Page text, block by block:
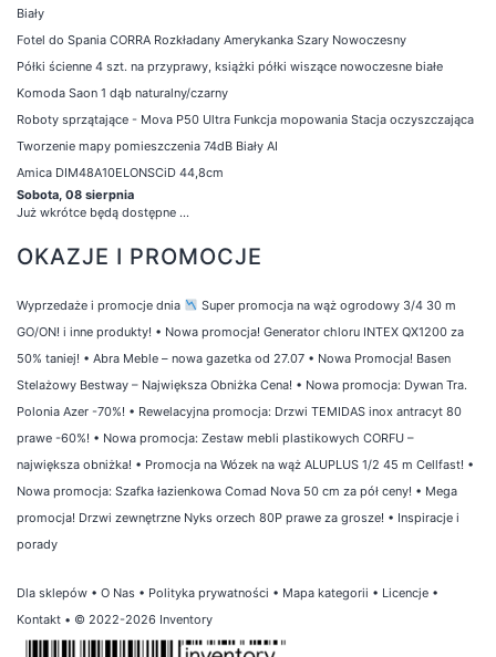
Biały
Fotel do Spania CORRA Rozkładany Amerykanka Szary Nowoczesny
Półki ścienne 4 szt. na przyprawy, książki półki wiszące nowoczesne białe
Komoda Saon 1 dąb naturalny/czarny
Roboty sprzątające - Mova P50 Ultra Funkcja mopowania Stacja oczyszczająca
Tworzenie mapy pomieszczenia 74dB Biały AI
Amica DIM48A10ELONSCiD 44,8cm
Sobota, 08 sierpnia
Już wkrótce będą dostępne ...
OKAZJE I PROMOCJE
Wyprzedaże i promocje dnia
Super promocja na wąż ogrodowy 3/4 30 m
GO/ON! i inne produkty! • Nowa promocja! Generator chloru INTEX QX1200 za
50% taniej! • Abra Meble – nowa gazetka od 27.07 • Nowa Promocja! Basen
Stelażowy Bestway – Największa Obniżka Cena! • Nowa promocja: Dywan Tra.
Polonia Azer -70%! • Rewelacyjna promocja: Drzwi TEMIDAS inox antracyt 80
prawe -60%! • Nowa promocja: Zestaw mebli plastikowych CORFU –
największa obniżka! • Promocja na Wózek na wąż ALUPLUS 1/2 45 m Cellfast! •
Nowa promocja: Szafka łazienkowa Comad Nova 50 cm za pół ceny! • Mega
promocja! Drzwi zewnętrzne Nyks orzech 80P prawe za grosze! • Inspiracje i
porady
Dla sklepów • O Nas • Polityka prywatności • Mapa kategorii • Licencje •
Kontakt • © 2022-2026 Inventory